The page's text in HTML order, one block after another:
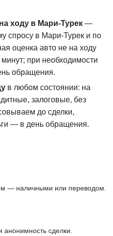
ходу в Мари-Турек—
спросу в Мари-Турек и по
оценка авто не на ходу
при необходимости
обращения.
в любом состоянии: на
залоговые, без
до сделки,
— в день обращения.
— наличными или переводом.
сделки.